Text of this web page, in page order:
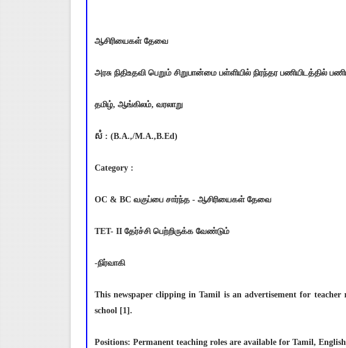
ஆசிரியைகள் தேவை
அரசு நிதிஉதவி பெறும் சிறுபான்மை பள்ளியில் நிரந்தர பணியிடத்தில்
தமிழ், ஆங்கிலம், வரலாறு
សំ : (B.A.,/Μ.Α.,B.Ed)
Category :
OC & BC வகுப்பை சார்ந்த - ஆசிரியைகள் தேவை
TET- II தேர்ச்சி பெற்றிருக்க வேண்டும்
-நிர்வாகி
This newspaper clipping in Tamil is an advertisement for
school [1].
Positions: Permanent teaching roles are available for Tamil,